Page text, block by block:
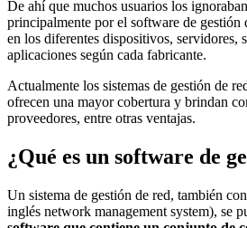
De ahí que muchos usuarios los
principalmente por el software de gestión
en los diferentes dispositivos, servidores,
aplicaciones según cada fabricante.
Actualmente los sistemas de gestión de
ofrecen una mayor cobertura y brindan
proveedores, entre otras ventajas.
¿Qué es un software de
Un sistema de gestión de red, también
inglés network management system), se